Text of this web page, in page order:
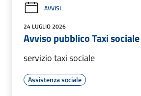
AVVISI
24 LUGLIO 2026
Avviso pubblico Taxi
servizio taxi sociale
Assistenza sociale